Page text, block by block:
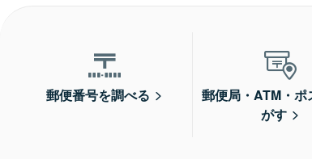
郵便番号を調べる
郵便局・ATM・ポ
がす